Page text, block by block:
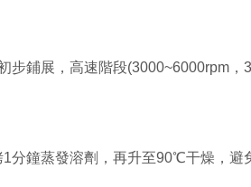
鋪展，高速階段(3000~6000rpm，
鐘蒸發溶劑，再升至90℃干燥，避免